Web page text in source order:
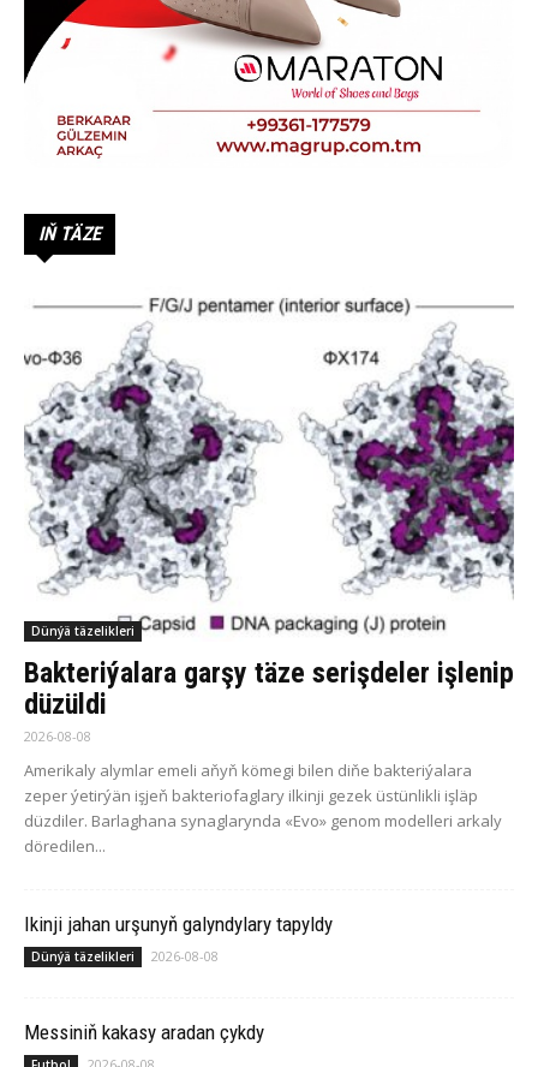
IŇ TÄZE
Dünýä täzelikleri
Bakteriýalara garşy täze serişdeler işlenip
düzüldi
2026-08-08
Amerikaly alymlar emeli aňyň kömegi bilen diňe bakteriýalara
zeper ýetirýän işjeň bakteriofaglary ilkinji gezek üstünlikli işläp
düzdiler. Barlaghana synaglarynda «Evo» genom modelleri arkaly
döredilen...
Ikinji jahan urşunyň galyndylary tapyldy
Dünýä täzelikleri 2026-08-08
Messiniň kakasy aradan çykdy